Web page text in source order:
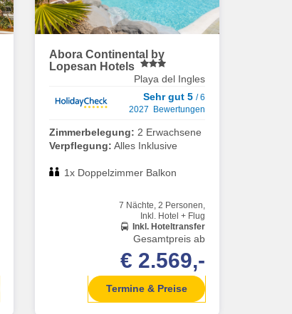
Abora Continental by
Lopesan Hotels
Playa del Ingles
Sehr gut 5 / 6
2027 Bewertungen
Zimmerbelegung: 2 Erwachsene
Verpflegung: Alles Inklusive
1x Doppelzimmer Balkon
7 Nächte, 2 Personen,
Inkl. Hotel + Flug
Inkl. Hoteltransfer
Gesamtpreis ab
€ 2.569,-
Termine & Preise